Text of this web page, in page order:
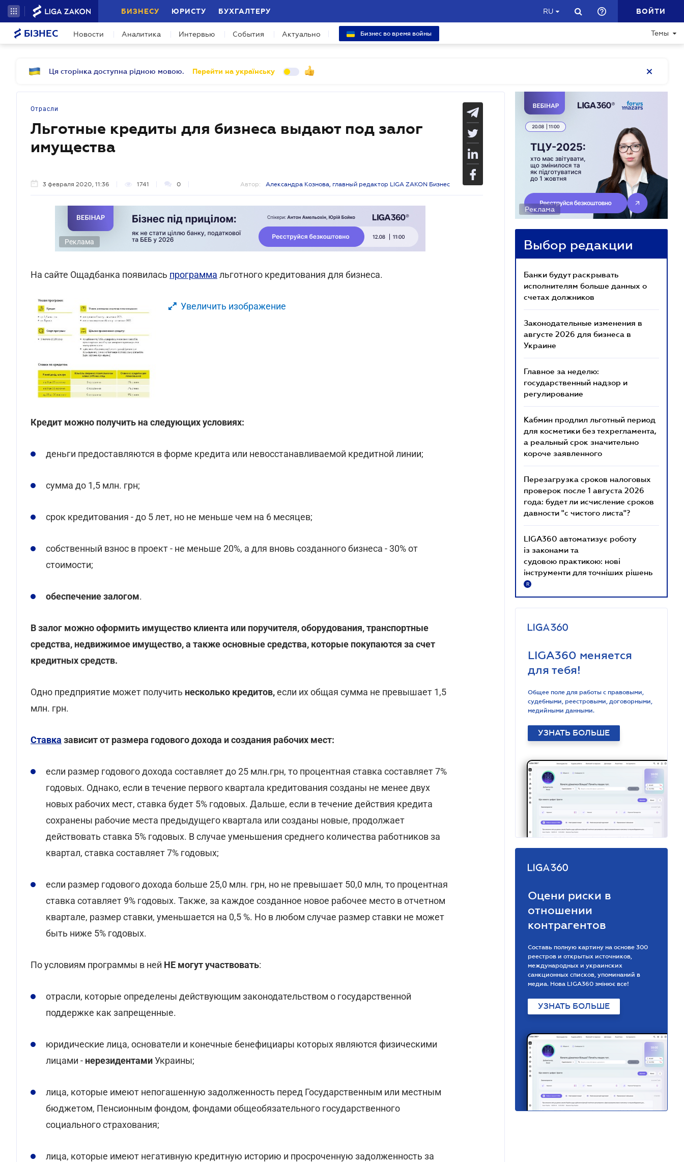
БИЗНЕСУ ЮРИСТУ БУХГАЛТЕРУ RU ВОЙТИ
БІЗНЕС Новости Аналитика Интервью События Актуально Бизнес во время войны Темы
Ця сторінка доступна рідною мовою. Перейти на українську
Отрасли
Льготные кредиты для бизнеса выдают под залог
имущества
3 февраля 2020, 11:36 1741 0 Автор: Александра Кознова, главный редактор LIGA ZAKON Бизнес
Реклама
На сайте Ощадбанка появилась программа льготного кредитования для бизнеса.
Увеличить изображение
Кредит можно получить на следующих условиях:
деньги предоставляются в форме кредита или невосстанавливаемой кредитной линии;
сумма до 1,5 млн. грн;
срок кредитования - до 5 лет, но не меньше чем на 6 месяцев;
собственный взнос в проект - не меньше 20%, а для вновь созданного бизнеса - 30% от
стоимости;
обеспечение залогом.
В залог можно оформить имущество клиента или поручителя, оборудования, транспортные
средства, недвижимое имущество, а также основные средства, которые покупаются за счет
кредитных средств.
Одно предприятие может получить несколько кредитов,если их общая сумма не превышает 1,5
млн. грн.
Ставка зависит от размера годового дохода и создания рабочих мест:
если размер годового дохода составляет до 25 млн.грн, то процентная ставка составляет 7%
годовых. Однако, если в течение первого квартала кредитования созданы не менее двух
новых рабочих мест, ставка будет 5% годовых. Дальше, если в течение действия кредита
сохранены рабочие места предыдущего квартала или созданы новые, продолжает
действовать ставка 5% годовых. В случае уменьшения среднего количества работников за
квартал, ставка составляет 7% годовых;
если размер годового дохода больше 25,0 млн. грн, но не превышает 50,0 млн, то процентная
ставка сотавляет 9% годовых. Также, за каждое созданное новое рабочее место в отчетном
квартале, размер ставки, уменьшается на 0,5 %. Но в любом случае размер ставки не может
быть ниже 5% годовых.
По условиям программы в ней НЕ могут участвовать:
отрасли, которые определены действующим законодательством о государственной
поддержке как запрещенные.
юридические лица, основатели и конечные бенефициары которых являются физическими
лицами - нерезидентамиУкраины;
лица, которые имеют непогашенную задолженность перед Государственным или местным
бюджетом, Пенсионным фондом, фондами общеобязательного государственного
социального страхования;
лица, которые имеют негативную кредитную историю и просроченную задолженность за
Реклама
Выбор редакции
Банки будут раскрывать
исполнителям больше данных о
счетах должников
Законодательные изменения в
августе 2026 для бизнеса в
Украине
Главное за неделю:
государственный надзор и
регулирование
Кабмин продлил льготный период
для косметики без техрегламента,
а реальный срок значительно
короче заявленного
Перезагрузка сроков налоговых
проверок после 1 августа 2026
года: будет ли исчисление сроков
давности "с чистого листа"?
LIGA360 автоматизує роботу
із законами та
судовою практикою: нові
інструменти для точніших рішень
R
LIGA360 меняется
для тебя!
Общее поле для работы с правовыми,
судебными, реестровыми, договорными,
медийными данными.
УЗНАТЬ БОЛЬШЕ
Оцени риски в
отношении
контрагентов
Составь полную картину на основе 300
реестров и открытых источников,
международных и украинских
санкционных списков, упоминаний в
медиа. Нова LIGA360 змінює все!
УЗНАТЬ БОЛЬШЕ